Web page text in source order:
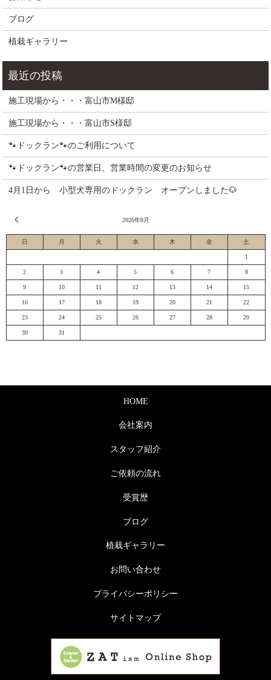
ブログ
植栽ギャラリー
施工現場から・・・富山市M様邸
施工現場から・・・富山市S様邸
🐾ドックラン🐾のご利用について
🐾ドックラン🐾の営業日、営業時間の変更のお知らせ
4月1日から 小型犬専用のドックラン オープンしました🐶
2026年8月
日 月 火 水 木 金 土
1
2 3 4 5 6 7 8
9 10 11 12 13 14 15
16 17 18 19 20 21 22
23 24 25 26 27 28 29
30 31
HOME
会社案内
スタッフ紹介
ご依頼の流れ
受賞歴
ブログ
植栽ギャラリー
お問い合わせ
プライバシーポリシー
サイトマップ